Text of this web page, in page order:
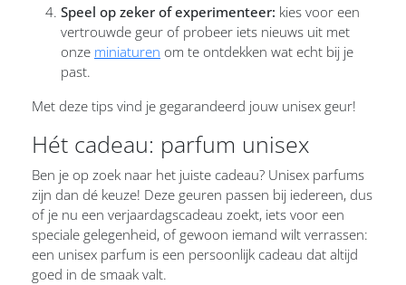
Speel op zeker of experimenteer: kies voor een
vertrouwde geur of probeer iets nieuws uit met
onze miniaturen om te ontdekken wat echt bij je
past.
Met deze tips vind je gegarandeerd jouw unisex geur!
Hét cadeau: parfum unisex
Ben je op zoek naar het juiste cadeau? Unisex parfums
zijn dan dé keuze! Deze geuren passen bij iedereen, dus
of je nu een verjaardagscadeau zoekt, iets voor een
speciale gelegenheid, of gewoon iemand wilt verrassen:
een unisex parfum is een persoonlijk cadeau dat altijd
goed in de smaak valt.